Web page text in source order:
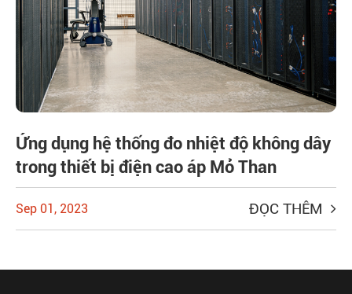
Ứng dụng hệ thống đo nhiệt độ không dây
trong thiết bị điện cao áp Mỏ Than
Sep 01, 2023 ĐỌC THÊM